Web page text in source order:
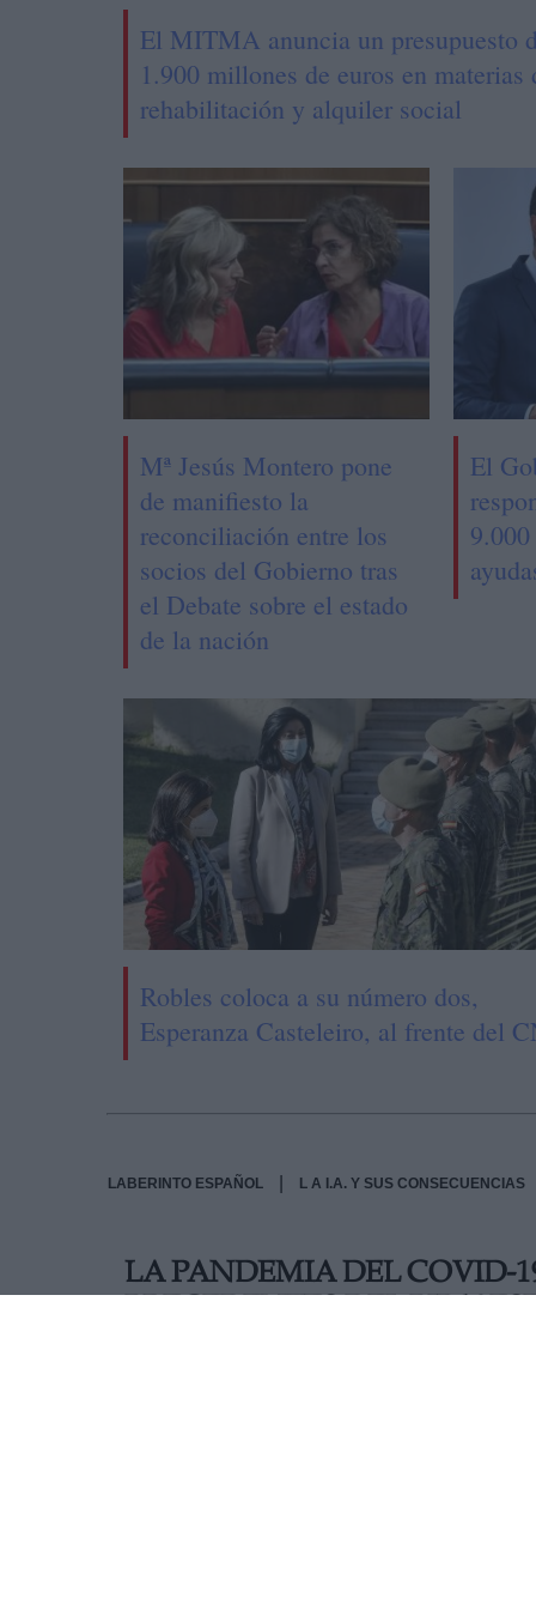
El MITMA anuncia un presupuesto
1.900 millones de euros en materias
rehabilitación y alquiler social
Mª Jesús Montero pone
de manifiesto la
reconciliación entre los
socios del Gobierno tras
el Debate sobre el estado
de la nación
El
Robles coloca a su número dos,
Esperanza Casteleiro, al frente del
LABERINTO ESPAÑOL L A I.A. Y SUS CONSECUENCIAS
LA PANDEMIA DEL COVID-